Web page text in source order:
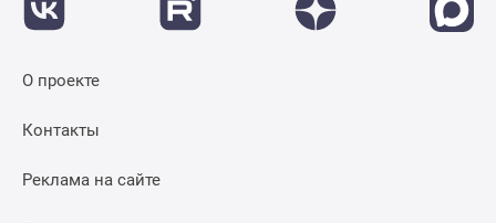
О проекте
Контакты
Реклама на сайте